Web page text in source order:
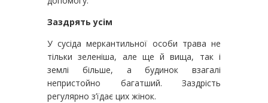
Заздрять усім
У сусіда меркантильної особи трава не
тільки зеленіша, але ще й вища, так і
землі більше, а будинок взагалі
непристойно багатший. Заздрість
регулярно з’їдає цих жінок.